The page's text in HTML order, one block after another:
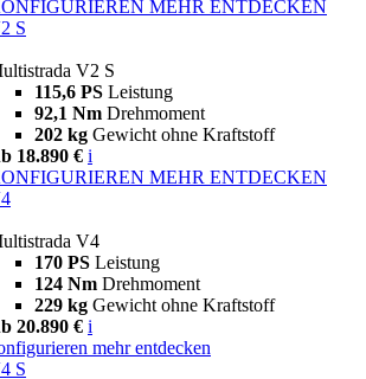
MEHR ENTDECKEN
S
V2 S
115,6 PS Leistung
92,1 Nm Drehmoment
202 kg Gewicht ohne Kraftstoff
18.890 € i
MEHR ENTDECKEN
V4
170 PS Leistung
124 Nm Drehmoment
229 kg Gewicht ohne Kraftstoff
20.890 € i
mehr entdecken
S